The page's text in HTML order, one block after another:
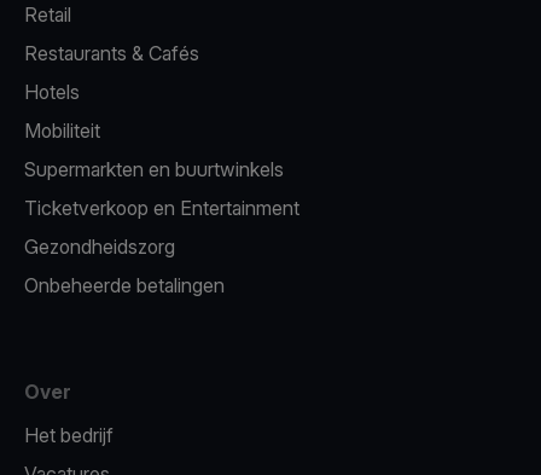
Retail
Restaurants & Cafés
Hotels
Mobiliteit
Supermarkten en buurtwinkels
Ticketverkoop en Entertainment
Gezondheidszorg
Onbeheerde betalingen
Over
Het bedrijf